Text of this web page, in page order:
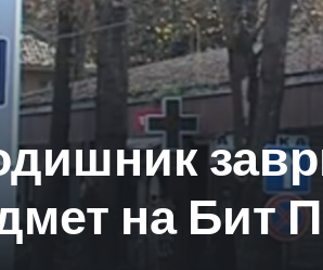
на Бит